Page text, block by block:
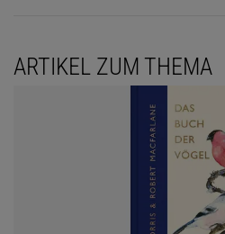
ARTIKEL ZUM THEMA